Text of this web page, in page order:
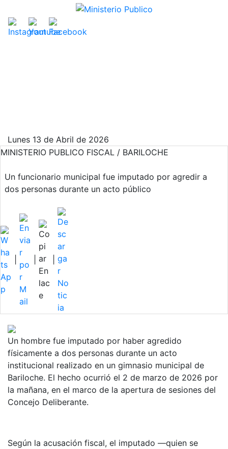
Lunes 13 de Abril de 2026
MINISTERIO PUBLICO FISCAL / BARILOCHE
Un funcionario municipal fue imputado por agredir a
dos personas durante un acto público
Un hombre fue imputado por haber agredido
físicamente a dos personas durante un acto
institucional realizado en un gimnasio municipal de
Bariloche. El hecho ocurrió el 2 de marzo de 2026 por
la mañana, en el marco de la apertura de sesiones del
Concejo Deliberante.
Según la acusación fiscal, el imputado —quien se